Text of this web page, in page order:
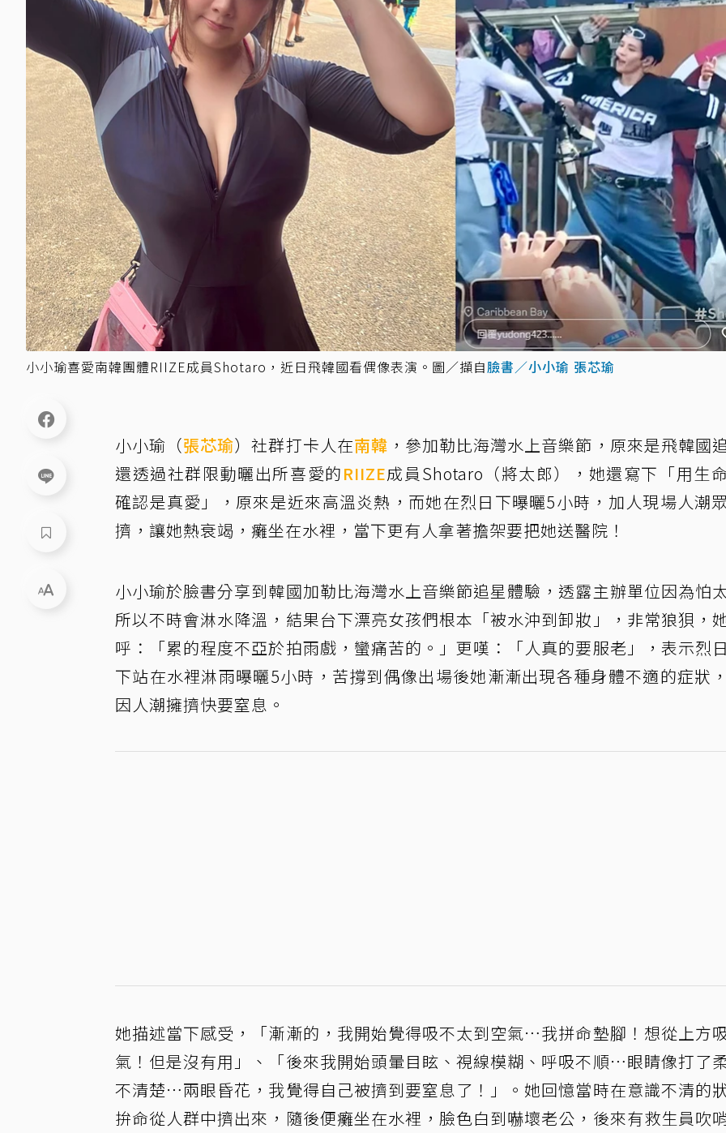
小小瑜喜愛南韓團體RIIZE成員Shotaro，近日飛韓國看偶像表演。圖／擷自臉書／小小瑜 張芯瑜
小小瑜（張芯瑜）社群打卡人在南韓 ，參加勒比海灣水上音樂節，原來是飛韓國
還透過社群限動曬出所喜愛的RIIZE成員Shotaro（將太郎），她還寫下「用生
確認是真愛」，原來是近來高溫炎熱，而她在烈日下曝曬5小時，加人現場人潮
擠，讓她熱衰竭，癱坐在水裡，當下更有人拿著擔架要把她送醫院！
小小瑜於臉書分享到韓國加勒比海灣水上音樂節追星體驗，透露主辦單位因為怕
所以不時會淋水降溫，結果台下漂亮女孩們根本「被水沖到卸妝」，非常狼狽，
呼：「累的程度不亞於拍雨戲，蠻痛苦的。」更嘆：「人真的要服老」，表示烈
下站在水裡淋雨曝曬5小時，苦撐到偶像出場後她漸漸出現各種身體不適的症狀
因人潮擁擠快要窒息。
她描述當下感受，「漸漸的，我開始覺得吸不太到空氣⋯我拼命墊腳！想從上方
氣！但是沒有用」、「後來我開始頭暈目眩、視線模糊、呼吸不順⋯眼睛像打了
不清楚⋯兩眼昏花，我覺得自己被擠到要窒息了！」。她回憶當時在意識不清的
拚命從人群中擠出來，隨後便癱坐在水裡，臉色白到嚇壞老公，後來有救生員吹